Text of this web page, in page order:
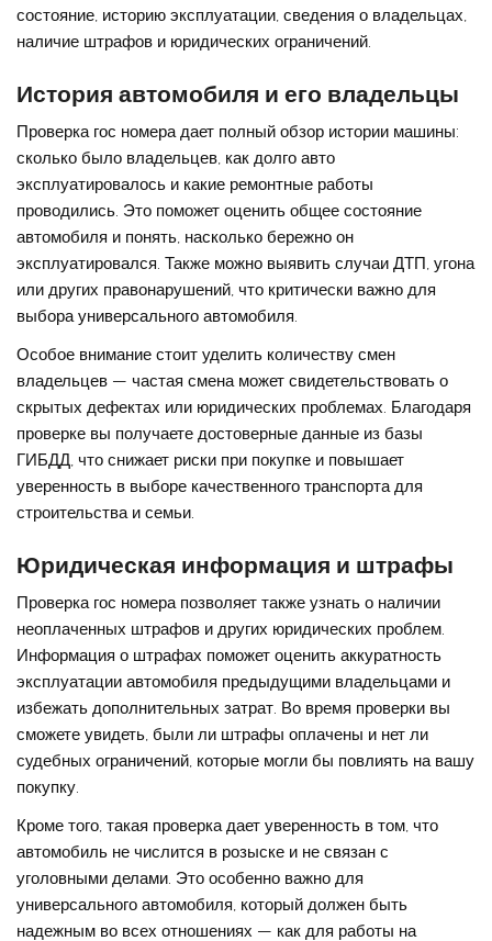
состояние, историю эксплуатации, сведения о владельцах,
наличие штрафов и юридических ограничений.
История автомобиля и его владельцы
Проверка гос номера дает полный обзор истории машины:
сколько было владельцев, как долго авто
эксплуатировалось и какие ремонтные работы
проводились. Это поможет оценить общее состояние
автомобиля и понять, насколько бережно он
эксплуатировался. Также можно выявить случаи ДТП, угона
или других правонарушений, что критически важно для
выбора универсального автомобиля.
Особое внимание стоит уделить количеству смен
владельцев — частая смена может свидетельствовать о
скрытых дефектах или юридических проблемах. Благодаря
проверке вы получаете достоверные данные из базы
ГИБДД, что снижает риски при покупке и повышает
уверенность в выборе качественного транспорта для
строительства и семьи.
Юридическая информация и штрафы
Проверка гос номера позволяет также узнать о наличии
неоплаченных штрафов и других юридических проблем.
Информация о штрафах поможет оценить аккуратность
эксплуатации автомобиля предыдущими владельцами и
избежать дополнительных затрат. Во время проверки вы
сможете увидеть, были ли штрафы оплачены и нет ли
судебных ограничений, которые могли бы повлиять на вашу
покупку.
Кроме того, такая проверка дает уверенность в том, что
автомобиль не числится в розыске и не связан с
уголовными делами. Это особенно важно для
универсального автомобиля, который должен быть
надежным во всех отношениях — как для работы на